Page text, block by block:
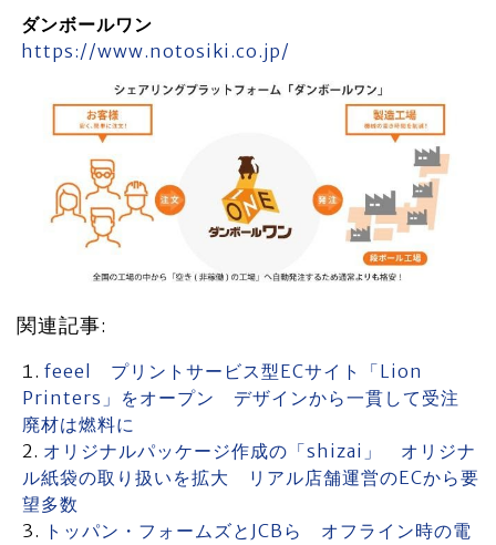
ダンボールワン
https://www.notosiki.co.jp/
関連記事:
feeel プリントサービス型ECサイト「Lion
Printers」をオープン デザインから一貫して受注
廃材は燃料に
オリジナルパッケージ作成の「shizai」 オリジナ
ル紙袋の取り扱いを拡大 リアル店舗運営のECから要
望多数
トッパン・フォームズとJCBら オフライン時の電